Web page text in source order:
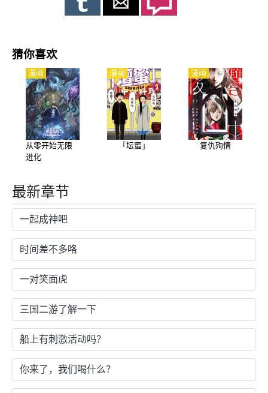
猜你喜欢
从零开始无限
进化
漫画
「坛蜜」
漫画
复仇殉情
漫画
最新章节
一起成神吧
时间差不多咯
一对笑面虎
三国二游了解一下
船上有刺激活动吗？
你来了，我们喝什么？